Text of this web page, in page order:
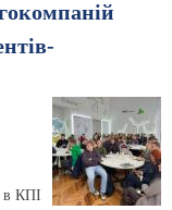
в КПІ